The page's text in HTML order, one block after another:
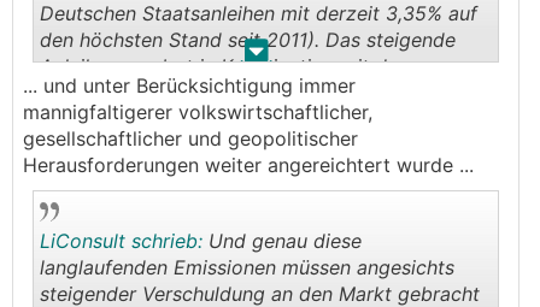
. .
Deutschen Staatsanleihen mit derzeit 3,35% auf
den höchsten Stand seit 2011). Das steigende
Anleihenangebot in Kombination mit dem
Verlangen nach höheren Prämien für längere
Laufzeiten wirkt renditeerhöhend.
... und unter Berücksichtigung immer
mannigfaltigerer volkswirtschaftlicher,
gesellschaftlicher und geopolitischer
Herausforderungen weiter angereichtert wurde ...
LiConsult schrieb: Und genau diese
langlaufenden Emissionen müssen angesichts
steigender Verschuldung an den Markt gebracht